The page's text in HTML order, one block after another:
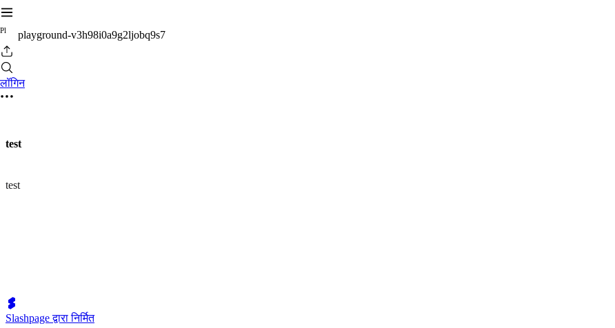
Pl playground-v3h98i0a9g2ljobq9s7
लॉगिन
test
test
Slashpage द्वारा निर्मित